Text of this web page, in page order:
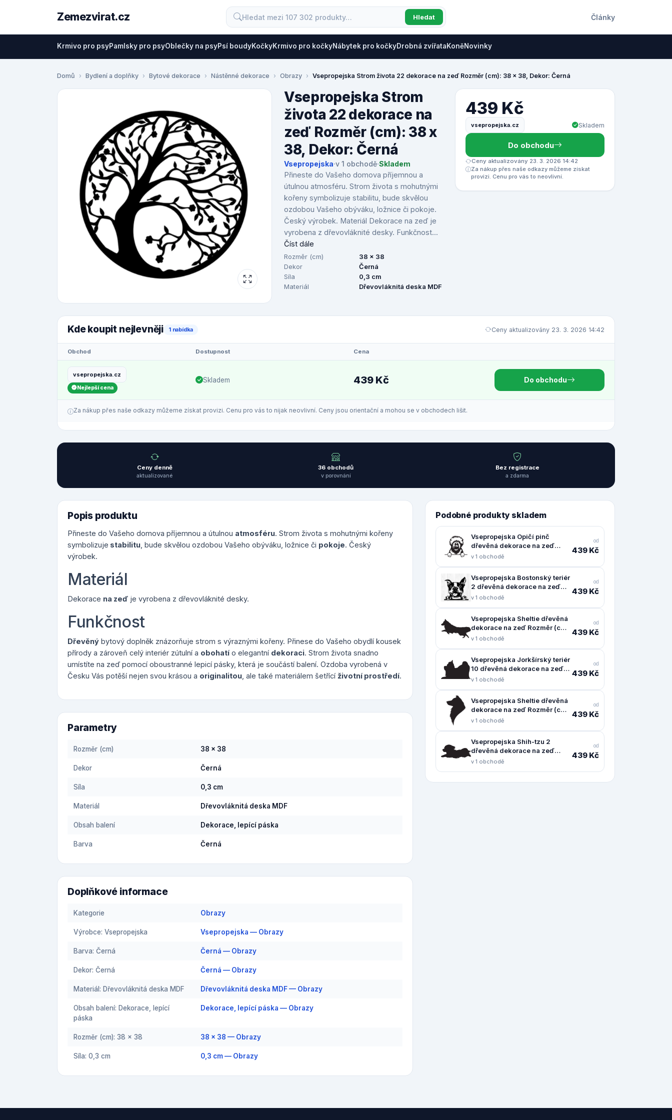
Zemezvirat.cz Hledat Články
Krmivo pro psyPamlsky pro psyOblečky na psyPsí boudyKočkyKrmivo pro kočkyNábytek pro kočkyDrobná zvířataKoněNovinky
Domů Bydlení a doplňky Bytové dekorace Nástěnné dekorace Obrazy Vsepropejska Strom života 22 dekorace na zeď Rozměr (cm): 38 x 38, Dekor: Černá
Vsepropejska Strom
života 22 dekorace na
zeď Rozměr (cm): 38 x
38, Dekor: Černá
Vsepropejska·v 1 obchodě·Skladem
Přineste do Vašeho domova příjemnou a
útulnou atmosféru. Strom života s mohutnými
kořeny symbolizuje stabilitu, bude skvělou
ozdobou Vašeho obýváku, ložnice či pokoje.
Český výrobek. Materiál Dekorace na zeď je
vyrobena z dřevovláknité desky. Funkčnost...
Číst dále
Rozměr (cm)
38 x 38
Dekor
Černá
Síla
0,3 cm
Materiál
Dřevovláknitá deska MDF
439 Kč
vsepropejska.cz Skladem
Do obchodu
Ceny aktualizovány 23. 3. 2026 14:42
Za nákup přes naše odkazy můžeme získat
provizi. Cenu pro vás to neovlivní.
Kde koupit nejlevněji 1 nabídka Ceny aktualizovány 23. 3. 2026 14:42
Obchod Dostupnost Cena
vsepropejska.cz
Nejlepší cena
Skladem 439 Kč Do obchodu
Za nákup přes naše odkazy můžeme získat provizi. Cenu pro vás to nijak neovlivní. Ceny jsou orientační a mohou se v obchodech lišit.
Ceny denně
aktualizované
36 obchodů
v porovnání
Bez registrace
a zdarma
Popis produktu
Přineste do Vašeho domova příjemnou a útulnou atmosféru. Strom života s mohutnými kořeny
symbolizuje stabilitu , bude skvělou ozdobou Vašeho obýváku, ložnice či pokoje. Český
výrobek.
Materiál
Dekorace na zeď je vyrobena z dřevovláknité desky.
Funkčnost
Dřevěný bytový doplněk znázorňuje strom s výraznými kořeny. Přinese do Vašeho obydlí kousek
přírody a zároveň celý interiér zútulní a obohatí o elegantní dekoraci. Strom života snadno
umístíte na zeď pomocí oboustranné lepicí pásky, která je součástí balení. Ozdoba vyrobená v
Česku Vás potěší nejen svou krásou a originalitou , ale také materiálem šetřící životní prostředí.
Parametry
Rozměr (cm) 38 x 38
Dekor Černá
Síla 0,3 cm
Materiál Dřevovláknitá deska MDF
Obsah balení Dekorace, lepící páska
Barva Černá
Doplňkové informace
Kategorie Obrazy
Výrobce: Vsepropejska Vsepropejska — Obrazy
Barva: Černá Černá — Obrazy
Dekor: Černá Černá — Obrazy
Materiál: Dřevovláknitá deska MDF Dřevovláknitá deska MDF — Obrazy
Obsah balení: Dekorace, lepící
páska
Dekorace, lepící páska — Obrazy
Rozměr (cm): 38 x 38 38 x 38 — Obrazy
Síla: 0,3 cm 0,3 cm — Obrazy
Podobné produkty skladem
Vsepropejska Opičí pinč
dřevěná dekorace na zeď
Rozměr (cm): 38 x 36
v 1 obchodě
od
439 Kč
Vsepropejska Bostonský teriér
2 dřevěná dekorace na zeď
Rozměr (cm): 37 x 38
v 1 obchodě
od
439 Kč
Vsepropejska Sheltie dřevěná
dekorace na zeď Rozměr (cm):
24 x 38
v 1 obchodě
od
439 Kč
Vsepropejska Jorkšírský teriér
10 dřevěná dekorace na zeď
Rozměr (cm): 24 x 38
v 1 obchodě
od
439 Kč
Vsepropejska Sheltie dřevěná
dekorace na zeď Rozměr (cm):
38 x 25
v 1 obchodě
od
439 Kč
Vsepropejska Shih-tzu 2
dřevěná dekorace na zeď
Rozměr (cm): 18 x 38
v 1 obchodě
od
439 Kč